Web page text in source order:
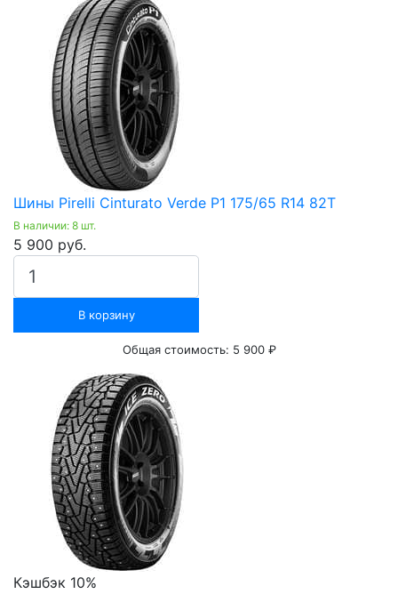
Шины Pirelli Cinturato Verde P1 175/65 R14 82Т
В наличии: 8 шт.
5 900 руб.
В корзину
Общая стоимость: 5 900 ₽
Кэшбэк 10%